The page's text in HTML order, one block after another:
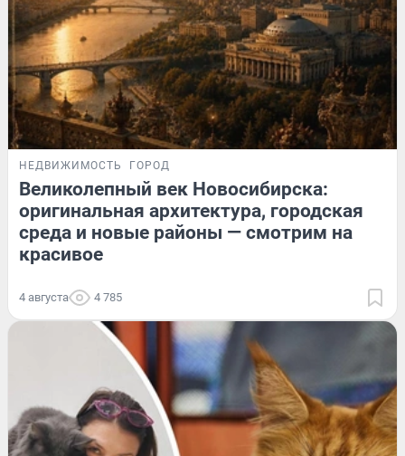
НЕДВИЖИМОСТЬ ГОРОД
Великолепный век Новосибирска:
оригинальная архитектура, городская
среда и новые районы — смотрим на
красивое
4 августа 4 785